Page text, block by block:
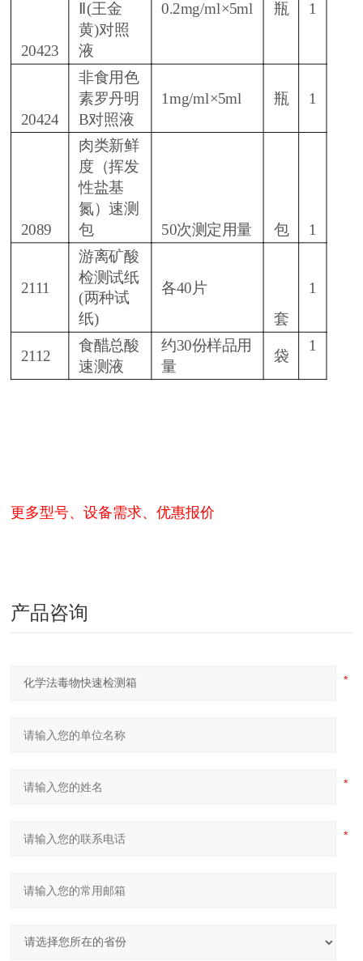
20423
Ⅱ(王金
黄)对照
液
0.2mg/ml×5ml 瓶 1
20424
非食用色
素罗丹明
B对照液
1mg/ml×5ml 瓶 1
2089
肉类新鲜
度（挥发
性盐基
氮）速测
包
50次测定用量 包 1
2111
游离矿酸
检测试纸
(两种试
纸)
各40片
套
1
2112
食醋总酸
速测液
约30份样品用
量
袋
1
更多型号、设备需求、优惠报价
产品咨询